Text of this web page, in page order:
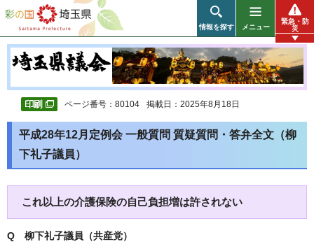
彩の国 埼玉県
情報を探す メニュー
緊急・防
災
ページ番号：80104 掲載日：2025年8月18日
平成28年12月定例会 一般質問 質疑質問・答弁全文（柳
下礼子議員）
これ以上の介護保険の自己負担増は許されない
Q 柳下礼子議員（共産党）